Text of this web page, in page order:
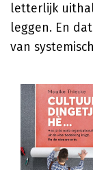
letterlijk
leggen. En
van